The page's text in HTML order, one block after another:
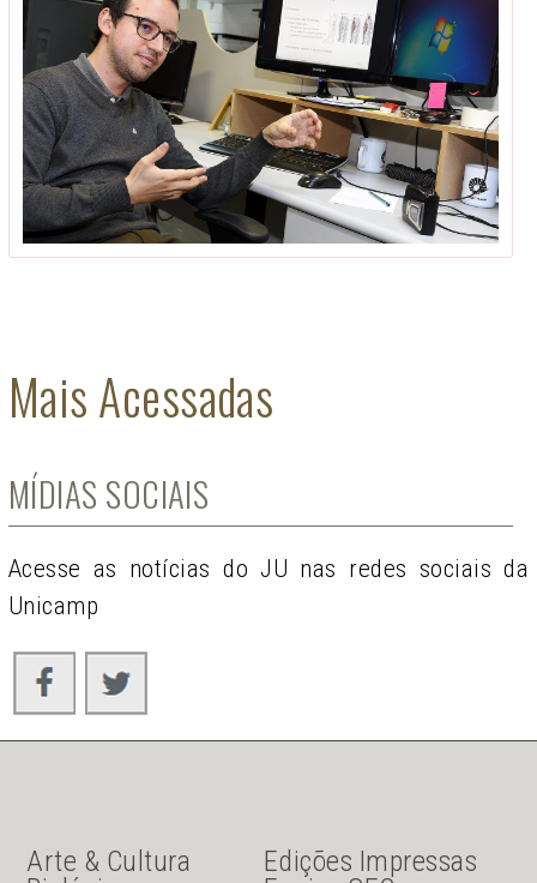
Mais Acessadas
MÍDIAS SOCIAIS
Acesse as notícias do JU nas redes sociais da
Unicamp
JU Menu acesso rápido
Arte & Cultura
JU menu sanduiche
Edições Impressas